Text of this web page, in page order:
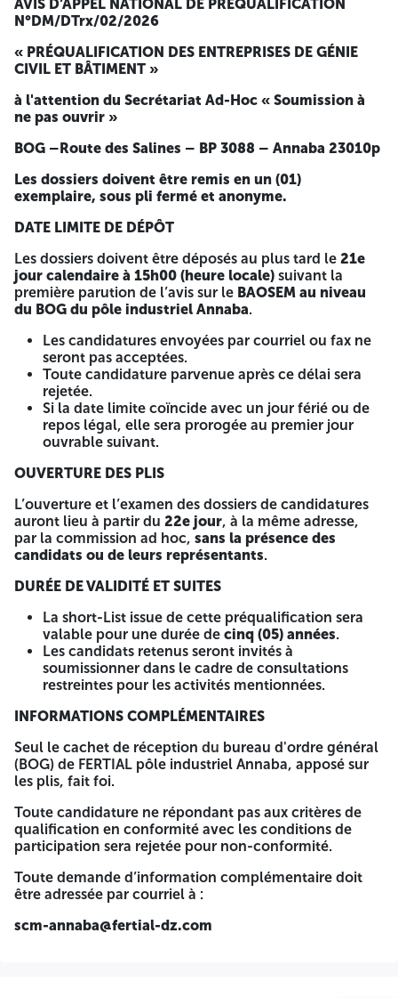
4514
• Démolition contrôlée, découpes, purge, stabilisation :
• Sciage, carottages et reprises ponctuelles d'ouvrages ;
• Renforcement de structures (plats carbone, fibres,
reprises métalliques)
4. Essais Contrôlés et Qualité
CONDITIONS D’ÉLIGIBILITÉ
Ne peuvent retirer le dossier de préqualification que les
sociétés :
Disposant d’un registre de commerce portant les
codes d’activités en relation avec l’objet de la
préqualification, partiel ou intégral ;
Non exclues des marchés de FERTIAL, ASMIDAL ou
SONATRACH ;
Présentant des attestations de bonne exécution dans
les domaines concernés, délivrées par différents
clients.
Les sociétés spécialisées répondant aux conditions
susmentionnées peuvent soumettre leurs candidatures
pour une ou plusieurs activités, selon les codes de registre
Le Dossier d’Appel de Préqualification peut être retiré :
À l’adresse :EPE FERTIAL Spa, Route des Salines, El BOUNI
BP 3088, Annaba 23010 Algérie
Ou transmis par courriel, sur demande écrite à :
annaba@fertial-dz.com
Le retrait du cahier des charges estgratuit. Le dossier
de retrait doit comporter :
Un registre de commerce électronique en cours de
validité ;
Une demande de retrait du cahier des charges, établie
sur papier à en-tête, signée et cachetée par le
La liste détaillée des documents constituant le dossier de
candidature figure dans la section 6 « Instructions
générales aux candidats » du Dossier d’Appel de
Préqualification.
SOUMISSION DES CANDIDATURES
Les dossiers doivent être envoyés à l’adresse suivante, sous
enveloppe principale anonyme portant
la mention :
4514
AVIS D’APPEL NATIONAL DE PRÉQUALIFICATION
N°DM/DTrx/02/2026
« PRÉQUALIFICATION DES ENTREPRISES DE GÉNIE
CIVIL ET BÂTIMENT »
à l'attention du Secrétariat Ad-Hoc « Soumission à
ne pas ouvrir »
BOG –Route des Salines – BP 3088 – Annaba 23010p
Les dossiers doivent être remis en un (01)
exemplaire, sous pli fermé et anonyme.
DATE LIMITE DE DÉPÔT
Les dossiers doivent être déposés au plus tard le 21e
jour calendaire à 15h00 (heure locale) suivant la
première parution de l’avis sur le BAOSEM au niveau
du BOG du pôle industriel Annaba.
Les candidatures envoyées par courriel ou fax ne
seront pas acceptées.
Toute candidature parvenue après ce délai sera
rejetée.
Si la date limite coïncide avec un jour férié ou de
repos légal, elle sera prorogée au premier jour
ouvrable suivant.
OUVERTURE DES PLIS
L’ouverture et l’examen des dossiers de candidatures
auront lieu à partir du 22e jour, à la même adresse,
par la commission ad hoc, sans la présence des
candidats ou de leurs représentants.
DURÉE DE VALIDITÉ ET SUITES
La short-List issue de cette préqualification sera
valable pour une durée de cinq (05) années.
Les candidats retenus seront invités à
soumissionner dans le cadre de consultations
restreintes pour les activités mentionnées.
INFORMATIONS COMPLÉMENTAIRES
Seul le cachet de réception du bureau d'ordre général
(BOG) de FERTIAL pôle industriel Annaba, apposé sur
les plis, fait foi.
Toute candidature ne répondant pas aux critères de
qualification en conformité avec les conditions de
participation sera rejetée pour non-conformité.
Toute demande d’information complémentaire doit
être adressée par courriel à :
scm-annaba@fertial-dz.com